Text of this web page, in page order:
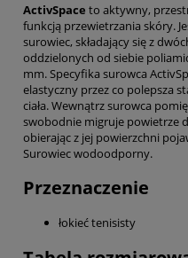
ActivSpace to aktywny,
funkcją przewietrzania skóry.
surowiec, składający się z
oddzielonych od siebie
mm. Specyfika surowca
elastyczny przez co polepsza
ciała. Wewnątrz surowca
swobodnie migruje powietrze
obierając z jej powierzchni
Surowiec wodoodporny.
Przeznaczenie
łokieć tenisisty